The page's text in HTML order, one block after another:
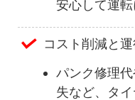
安心して運
コスト削減と
パンク修理
失など、タ